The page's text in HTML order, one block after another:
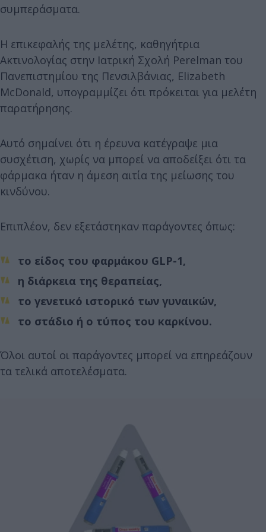
συμπεράσματα.
Η επικεφαλής της μελέτης, καθηγήτρια
Ακτινολογίας στην Ιατρική Σχολή Perelman του
Πανεπιστημίου της Πενσιλβάνιας, Elizabeth
McDonald, υπογραμμίζει ότι πρόκειται για μελέτη
παρατήρησης.
Αυτό σημαίνει ότι η έρευνα κατέγραψε μια
συσχέτιση, χωρίς να μπορεί να αποδείξει ότι τα
φάρμακα ήταν η άμεση αιτία της μείωσης του
κινδύνου.
Επιπλέον, δεν εξετάστηκαν παράγοντες όπως:
το είδος του φαρμάκου GLP-1,
η διάρκεια της θεραπείας,
το γενετικό ιστορικό των γυναικών,
το στάδιο ή ο τύπος του καρκίνου.
Όλοι αυτοί οι παράγοντες μπορεί να επηρεάζουν
τα τελικά αποτελέσματα.